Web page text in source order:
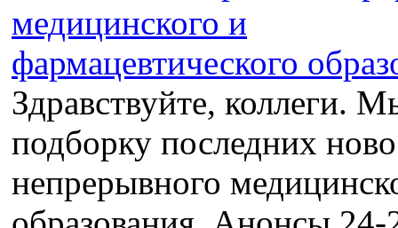
Здравствуйте, коллеги.
подборку последних
непрерывного